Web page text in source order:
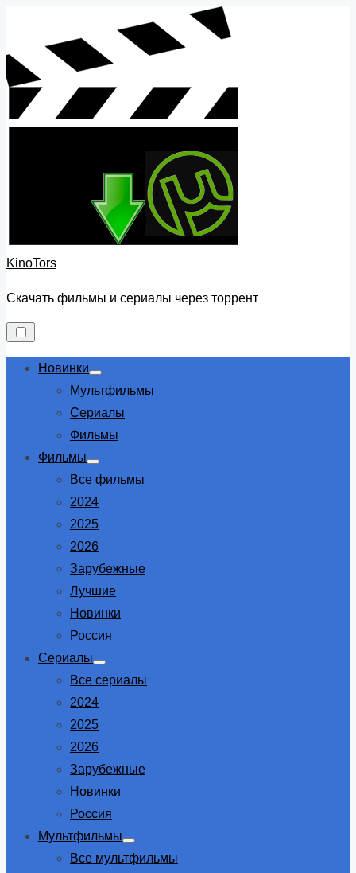
content
KinoTors
Скачать фильмы и сериалы через торрент
Новинки
Show
sub
Мультфильмы
Сериалы
Фильмы
Фильмы
Show
sub
Все фильмы
2024
2025
2026
Зарубежные
Лучшие
Новинки
Россия
Сериалы
Show
sub
Все сериалы
2024
2025
2026
Зарубежные
Новинки
Россия
Мультфильмы
Show
sub
Все мультфильмы